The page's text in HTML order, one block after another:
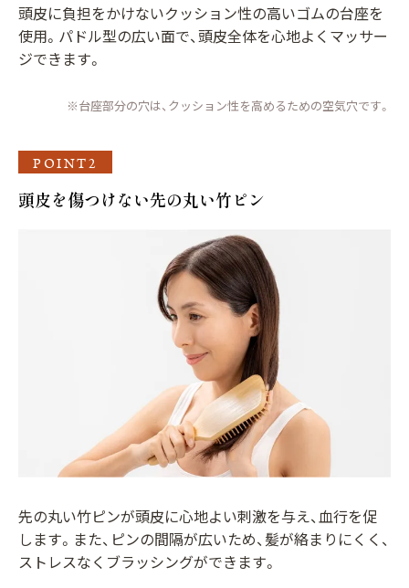
頭皮に負担をかけないクッション性の高いゴムの台座を
使用。パドル型の広い面で、頭皮全体を心地よくマッサー
ジできます。
※台座部分の穴は、クッション性を高めるための空気穴です。
POINT2
頭皮を傷つけない先の丸い竹ピン
先の丸い竹ピンが頭皮に心地よい刺激を与え、血行を促
します。また、ピンの間隔が広いため、髪が絡まりにくく、
ストレスなくブラッシングができます。